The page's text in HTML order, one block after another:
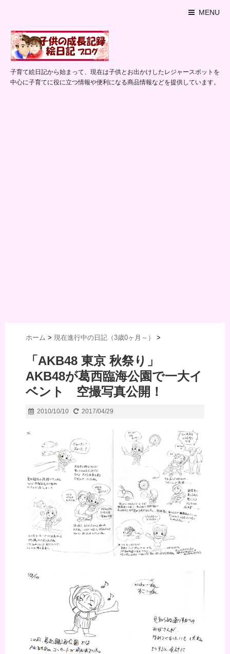
MENU
子育て絵日記から始まって、現在は子供とお出かけしたレジャースポットを
中心に子育てに役に立つ情報や便利になる商品情報などを提供しています。
ホーム > 現在進行中の日記（3歳0ヶ月～） >
「AKB48 東京 秋祭り」
AKB48が葛西臨海公園で一大イ
ベント 空撮写真公開！
2010/10/10 2017/04/29